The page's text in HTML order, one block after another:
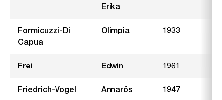
Erika
Formicuzzi-Di
Capua
Olimpia 1933
Frei Edwin 1961
Friedrich-Vogel Annarös 1947